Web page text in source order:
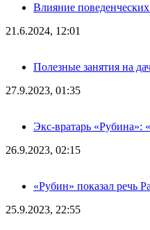
Влияние
21.6.2024, 12:01
Полезные занятия на
27.9.2023, 01:35
Экс-вратарь «Рубина»:
26.9.2023, 02:15
«Рубин» показал речь
25.9.2023, 22:55